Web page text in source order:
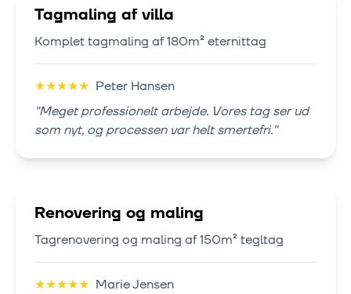
Tagmaling af villa
Komplet tagmaling af 180m² eternittag
★★★★★ Peter Hansen
"Meget professionelt arbejde. Vores tag ser ud
som nyt, og processen var helt smertefri."
Renovering og maling
Tagrenovering og maling af 150m² tegltag
★★★★★ Marie Jensen